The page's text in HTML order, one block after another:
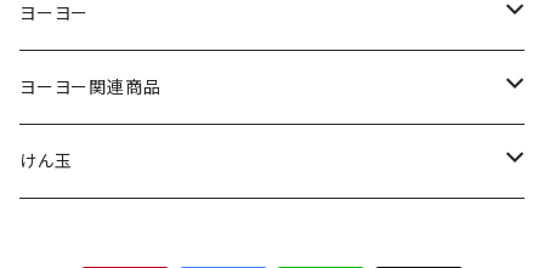
ヨーヨー
ジャパンテクノロジー
サムシング
ヨーヨー関連商品
ストリング
けん玉